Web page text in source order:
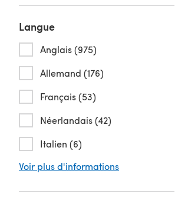
Langue
Anglais (975)
Allemand (176)
Français (53)
Néerlandais (42)
Italien (6)
Voir plus d'informations